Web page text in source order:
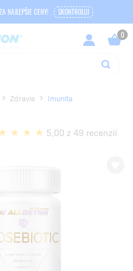
NAJLEPŠIE CENY! SKONTROLUJ
Zdravie Imunita
5,00 z 49 recenzií